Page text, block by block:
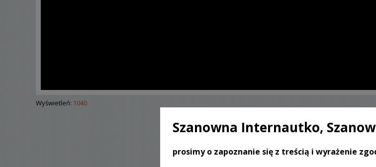
Wyświetleń: 1040
SKONTAKTUJ SIĘ Z
Szanowna Internautko,
prosimy o zapoznanie się z treścią i wyrażenie